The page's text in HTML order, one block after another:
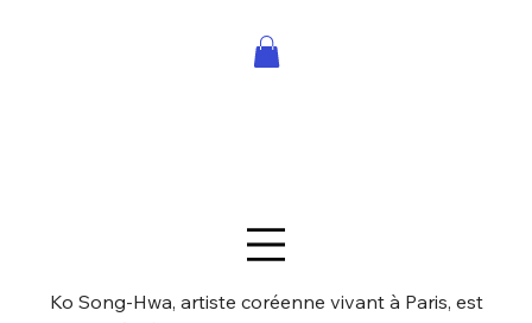
Ko Song-Hwa, artiste coréenne vivant à Paris, est